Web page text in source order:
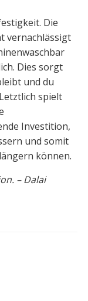
Die
vernachlässigt
Dies sorgt
und du
spielt
Investition,
und somit
können.
– Dalai